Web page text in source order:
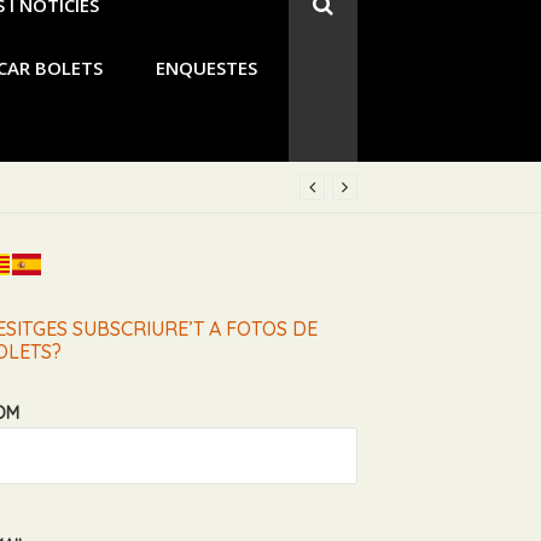
I NOTICIES
BOLETS ENQUESTES
verde, Seta del Cura, San Juanes)
SUBSCRIURE’T A FOTOS DE